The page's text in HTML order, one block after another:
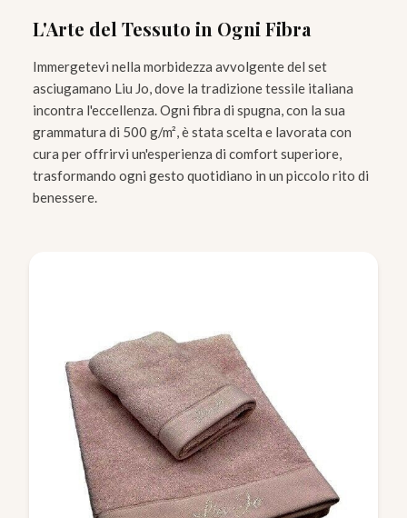
L'Arte del Tessuto in Ogni Fibra
Immergetevi nella morbidezza avvolgente del set
asciugamano Liu Jo, dove la tradizione tessile italiana
incontra l'eccellenza. Ogni fibra di spugna, con la sua
grammatura di 500 g/m², è stata scelta e lavorata con
cura per offrirvi un'esperienza di comfort superiore,
trasformando ogni gesto quotidiano in un piccolo rito di
benessere.